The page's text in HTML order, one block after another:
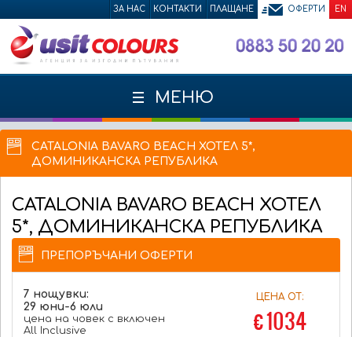
ЗА НАС КОНТАКТИ ПЛАЩАНЕ ОФЕРТИ EN
МЕНЮ
CATALONIA BAVARO BEACH ХОТЕЛ 5*,
ДОМИНИКАНСКА РЕПУБЛИКА
CATALONIA BAVARO BEACH ХОТЕЛ
5*, ДОМИНИКАНСКА РЕПУБЛИКА
ПРЕПОРЪЧАНИ ОФЕРТИ
7 нощувки:
29 юни-6 юли
цена на човек с включен
All Inclusive
ЦЕНА ОТ:
€ 1034